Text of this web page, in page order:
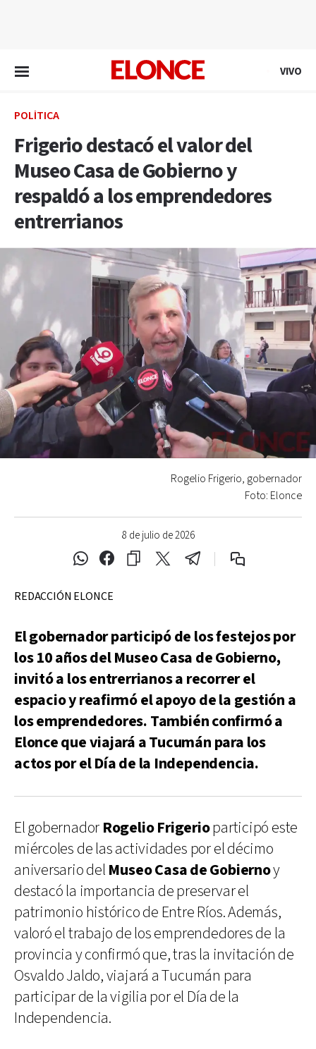
VIVO
POLÍTICA
Frigerio destacó el valor del
Museo Casa de Gobierno y
respaldó a los emprendedores
entrerrianos
8 de julio de 2026
Rogelio Frigerio, gobernador
Foto: Elonce
REDACCIÓN ELONCE
El gobernador participó de los festejos por
los 10 años del Museo Casa de Gobierno,
invitó a los entrerrianos a recorrer el
espacio y reafirmó el apoyo de la gestión a
los emprendedores. También confirmó a
Elonce que viajará a Tucumán para los
actos por el Día de la Independencia.
El gobernador Rogelio Frigerioparticipó este
miércoles de las actividades por el décimo
aniversario del Museo Casa de Gobiernoy
destacó la importancia de preservar el
patrimonio histórico de Entre Ríos. Además,
valoró el trabajo de los emprendedores de la
provincia y confirmó que, tras la invitación de
Osvaldo Jaldo, viajará a Tucumán para
participar de la vigilia por el Día de la
Independencia.